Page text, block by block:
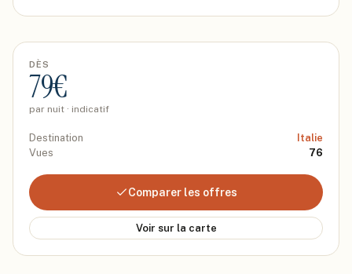
DÈS
79€
par nuit · indicatif
Destination
Italie
Vues
76
Comparer les offres
Voir sur la carte